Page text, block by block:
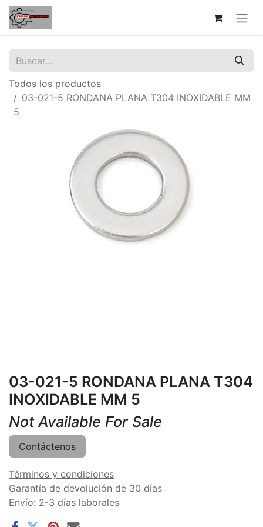
Todos los productos
03-021-5 RONDANA PLANA T304 INOXIDABLE MM
5
03-021-5 RONDANA PLANA T304
INOXIDABLE MM 5
Not Available For Sale
Contáctenos
Términos y condiciones
Garantía de devolución de 30 días
Envío: 2-3 días laborales